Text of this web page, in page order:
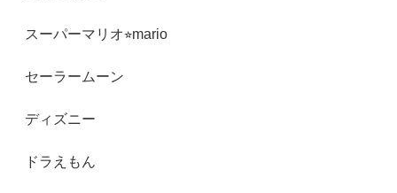
スーパーマリオ⭐︎mario
セーラームーン
ディズニー
ドラえもん